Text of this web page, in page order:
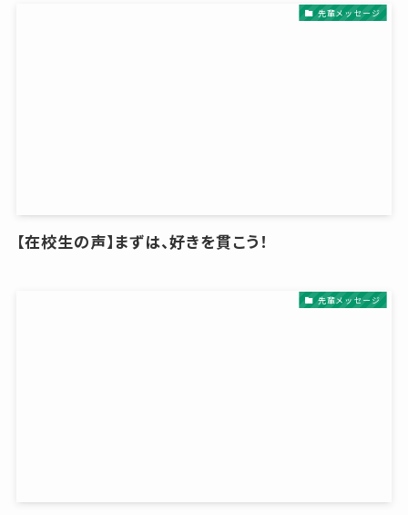
先輩メッセージ
【在校生の声】まずは、好きを貫こう！
先輩メッセージ